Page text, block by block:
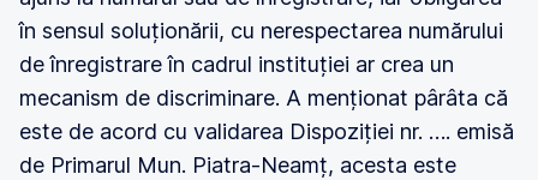
în sensul soluționării, cu nerespectarea numărului
de înregistrare în cadrul instituției ar crea un
mecanism de discriminare. A menționat pârâta că
este de acord cu validarea Dispoziției nr. …. emisă
de Primarul Mun. Piatra-Neamț, acesta este